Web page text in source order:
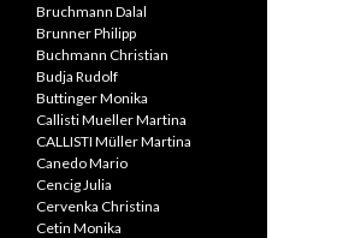
Bruchmann Dalal
Brunner Philipp
Buchmann Christian
Budja Rudolf
Buttinger Monika
Callisti Mueller Martina
CALLISTI Müller Martina
Canedo Mario
Cencig Julia
Cervenka Christina
Cetin Monika